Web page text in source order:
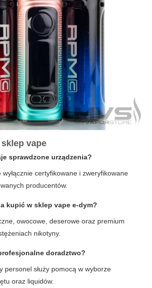
sklep vape
sprawdzone urządzenia?
certyfikowane i zweryfikowane
producentów.
kupić w sklep vape e-dym?
owocowe, deserowe oraz premium
nikotyny.
doradztwo?
personel służy pomocą w wyborze
oraz liquidów.